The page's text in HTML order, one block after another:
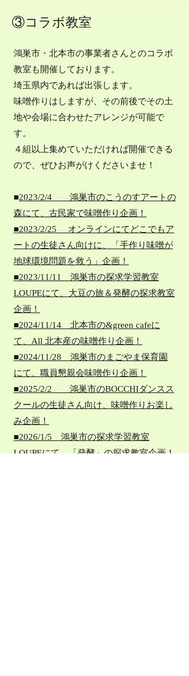
③コラボ教室
鴻巣市・北本市の事業者さんとのコラボ
教室も開催しております。
​埼玉県内であれば出張します。
味噌作りはしますが、その前後でその土
地や会場に合わせたアレンジが可能で
す。
４組以上集めていただければ開催できる
ので、ぜひお声がけくださいませ！
■​​​​2023/2/4 鴻巣市のこうのすアートの
森にて、古民家で味噌作り企画！
​■2023/2/25 オンラインにてどこでもア
ートの生徒さん向けに、「手作り味噌が
地球環境問題を救う」企画！
■2023/11/11 鴻巣市の探求学習教室
LOUPEにて、大豆の旅＆発酵の探求教室
企画！
■2024/11/14 北本市の&green cafeに
て、All 北本産の味噌作り企画！
■2024/11/28 鴻巣市のまごやま保育園
にて、職員懇親会味噌作り企画！
■2025/2/2 鴻巣市のBOCCHIダンスス
クールの生徒さん向け、味噌作りお楽し
み企画！
■2026/1/5 鴻巣市の探求学習教室
LOUPEにて、「発酵」の探求教室企画！